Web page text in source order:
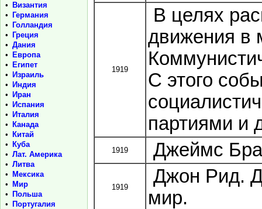
•
Византия
•
Германия
•
Голландия
•
Греция
• Дания
•
Европа
•
Египет
•
Израиль
•
Индия
•
Иран
•
Испания
•
Италия
•
Канада
•
Китай
•
Куба
• Лат. Америка
• Литва
•
Мексика
•
Мир
•
Польша
•
Португалия
1919
В целях
движения в
С этого
партиями и
1919 Джеймс
1919
Джон Рид.
мир.